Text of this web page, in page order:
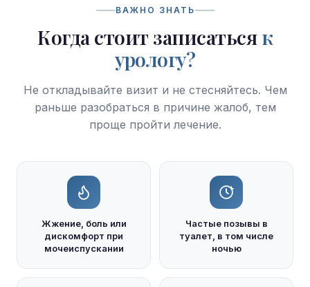
ВАЖНО ЗНАТЬ
Когда стоит записатьсяк
урологу?
Не откладывайте визит и не стесняйтесь. Чем
раньше разобраться в причине жалоб, тем
проще пройти лечение.
Жжение, боль или
дискомфорт при
мочеиспускании
Частые позывы в
туалет, в том числе
ночью